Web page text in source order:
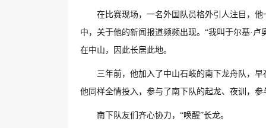
在比赛现场，一名外国队员格外引人注目，
中，关于他的新闻报道频频出现。“我叫于尔基·
在中山，因此长居此地。
三年前，他加入了中山石岐的南下龙舟队，
他同样全情投入，参与了南下队的起龙、夜训，
南下队友们齐心协力，“唤醒”长龙。